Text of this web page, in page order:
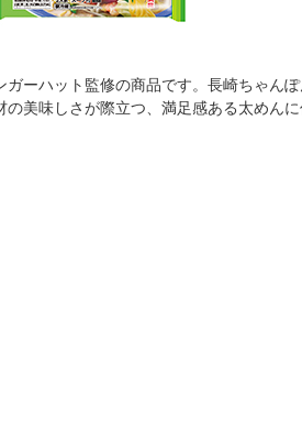
ガーハット監修の商品です。長崎ちゃん
の美味しさが際立つ、満足感ある太めんに